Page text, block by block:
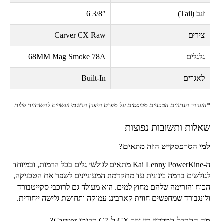
זנב (Tail
)
6 3/8″
צירים Carver CX Raw
גלגלים 68MM Mag Smoke 78A
לאגרים Built-In
*הערה: הנתונים הטכניים מבוססים על מפרט היצרן הרשמי ועשויים להשתנות קלות.
שאלות ותשובות נפוצות
למי הסרפסקייט הזה מתאים?
ה-Kai Lenny PowerKineמתאים לגולשי גלים בכל הרמות, ובמיוחד
לגולשים ברמה בינונית עד מתקדמת המעוניינים לשפר את הטכניקה,
הכוח והזרימה שלהם מחוץ למים. הוא מעולה גם לרוכבי סקייטבורד
ולונגבורד שמחפשים חווית קארבינג עמוקה ותחושת גלישה ייחודית.